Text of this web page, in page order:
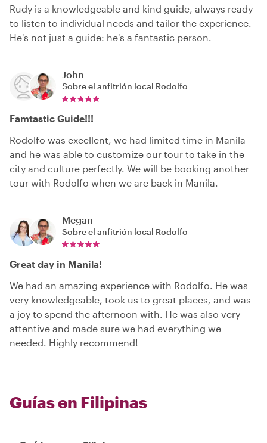
Rudy is a knowledgeable and kind guide, always ready
to listen to individual needs and tailor the experience.
He's not just a guide: he's a fantastic person.
John
Sobre el anfitrión local Rodolfo
Famtastic Guide!!!
Rodolfo was excellent, we had limited time in Manila
and he was able to customize our tour to take in the
city and culture perfectly. We will be booking another
tour with Rodolfo when we are back in Manila.
Megan
Sobre el anfitrión local Rodolfo
Great day in Manila!
We had an amazing experience with Rodolfo. He was
very knowledgeable, took us to great places, and was
a joy to spend the afternoon with. He was also very
attentive and made sure we had everything we
needed. Highly recommend!
Guías en Filipinas